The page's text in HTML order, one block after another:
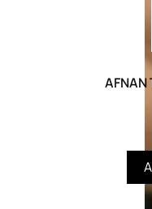
AFNAN